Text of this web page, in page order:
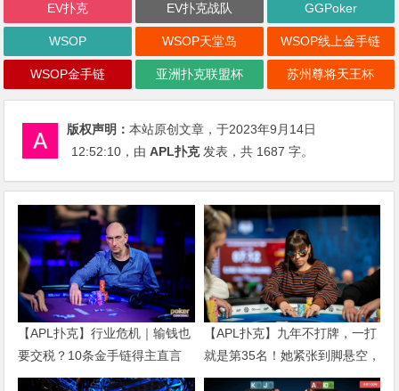
EV扑克 EV扑克战队 GGPoker
WSOP WSOP天堂岛 WSOP线上金手链
WSOP金手链 亚洲扑克联盟杯 苏州尊将天王杯
版权声明：本站原创文章，于2023年9月14日
12:52:10 ，由APL扑克发表，共 1687 字。
【APL扑克】行业危机｜输钱也
要交税？10条金手链得主直言
“扛不住”，主动砍掉四分之三比
【APL扑克】九年不打牌，一打
就是第35名！她紧张到脚悬空，
但全世界以为她很淡定